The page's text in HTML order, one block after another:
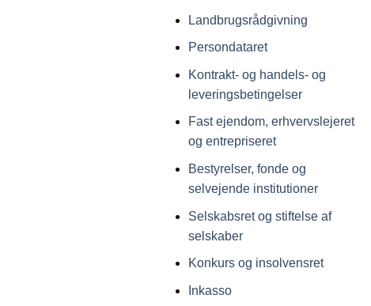
Landbrugsrådgivning
Persondataret
Kontrakt- og handels- og
leveringsbetingelser
Fast ejendom, erhvervslejeret
og entrepriseret
Bestyrelser, fonde og
selvejende institutioner
Selskabsret og stiftelse af
selskaber
Konkurs og insolvensret
Inkasso